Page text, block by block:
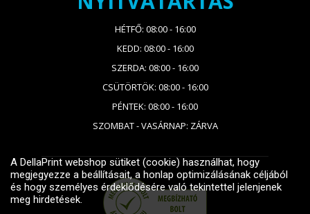
HÉTFŐ: 08:00 - 16:00
KEDD: 08:00 - 16:00
SZERDA: 08:00 - 16:00
CSÜTÖRTÖK: 08:00 - 16:00
PÉNTEK: 08:00 - 16:00
SZOMBAT - VASÁRNAP: ZÁRVA